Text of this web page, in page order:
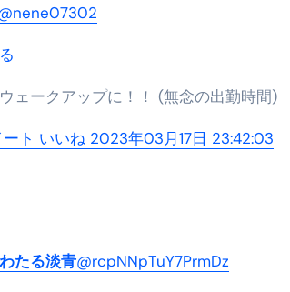
ウェークアップに！！ (無念の出勤時間)
ト いいね 2023年03月17日 23:42:03
わたる淡青@rcpNNpTuY7PrmDz